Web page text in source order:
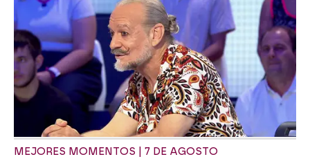
MEJORES MOMENTOS | 7 DE AGOSTO